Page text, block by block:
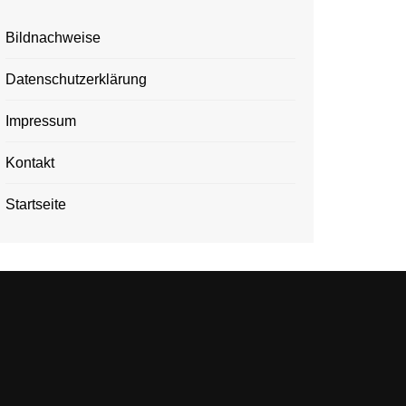
Bildnachweise
Datenschutzerklärung
Impressum
Kontakt
Startseite